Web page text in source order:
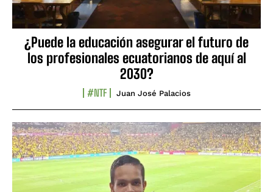
¿Puede la educación asegurar el futuro de
los profesionales ecuatorianos de aquí al
2030?
#NTF Juan José Palacios